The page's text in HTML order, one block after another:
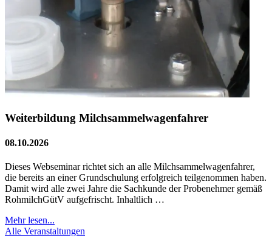
Weiterbildung Milchsammelwagenfahrer
08.10.2026
Dieses Webseminar richtet sich an alle Milchsammelwagenfahrer,
die bereits an einer Grundschulung erfolgreich teilgenommen haben.
Damit wird alle zwei Jahre die Sachkunde der Probenehmer gemäß
RohmilchGütV aufgefrischt. Inhaltlich …
Mehr lesen...
Alle Veranstaltungen